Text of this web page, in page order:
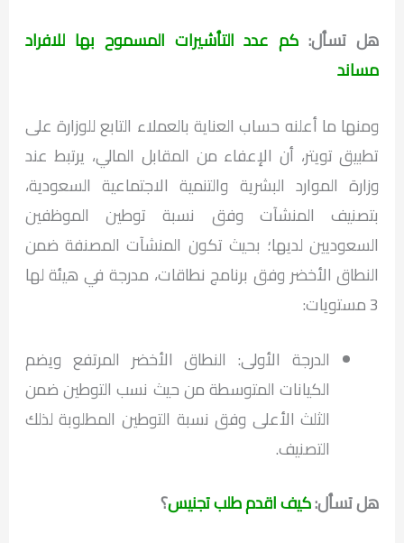
هل تسأل: كم عدد التأشيرات المسموح بها للافراد
مساند
ومنها ما أعلنه حساب العناية بالعملاء التابع للوزارة على
تطبيق تويتر، أن الإعفاء من المقابل المالي، يرتبط عند
وزارة الموارد البشرية والتنمية الاجتماعية السعودية،
بتصنيف المنشآت وفق نسبة توطين الموظفين
السعوديين لديها؛ بحيث تكون المنشآت المصنفة ضمن
النطاق الأخضر وفق برنامج نطاقات، مدرجة في هيئة لها
3 مستويات:
الدرجة الأولى: النطاق الأخضر المرتفع ويضم
الكيانات المتوسطة من حيث نسب التوطين ضمن
الثلث الأعلى وفق نسبة التوطين المطلوبة لذلك
التصنيف.
هل تسأل:كيف اقدم طلب تجنيس؟